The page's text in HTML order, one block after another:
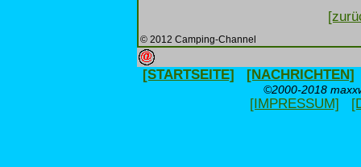
© 2012 Camping-Channel
[STARTSEITE] [NACHRICHTEN]
©2000-2018
[IMPRESSUM]